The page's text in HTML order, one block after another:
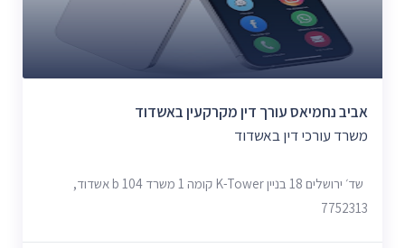
אביב נחמיאס עורך דין מקרקעין באשדוד
משרד עורכי דין באשדוד
שד׳ ירושלים 18 בניין K-Tower קומה 1 משרד 104 b אשדוד,
7752313